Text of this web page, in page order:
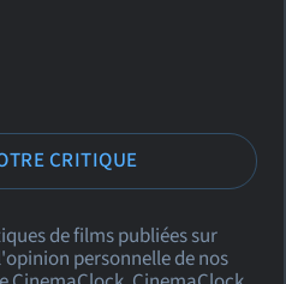
CRITIQUE
de films publiées sur
personnelle de nos